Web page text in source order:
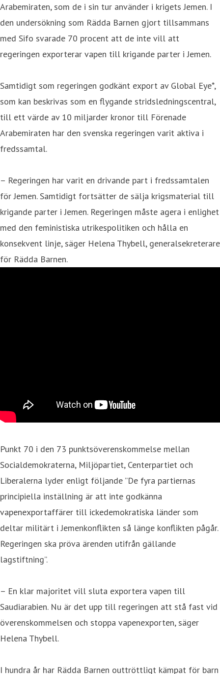
Arabemiraten, som de i sin tur använder i krigets Jemen. I
den undersökning som Rädda Barnen gjort tillsammans
med Sifo svarade 70 procent att de inte vill att
regeringen exporterar vapen till krigande parter i Jemen.
Samtidigt som regeringen godkänt export av Global Eye*,
som kan beskrivas som en flygande stridsledningscentral,
till ett värde av 10 miljarder kronor till Förenade
Arabemiraten har den svenska regeringen varit aktiva i
fredssamtal.
– Regeringen har varit en drivande part i fredssamtalen
för Jemen. Samtidigt fortsätter de sälja krigsmaterial till
krigande parter i Jemen. Regeringen måste agera i enlighet
med den feministiska utrikespolitiken och hålla en
konsekvent linje, säger Helena Thybell, generalsekreterare
för Rädda Barnen.
Punkt 70 i den 73 punktsöverenskommelse mellan
Socialdemokraterna, Miljöpartiet, Centerpartiet och
Liberalerna lyder enligt följande ”De fyra partiernas
principiella inställning är att inte godkänna
vapenexportaffärer till ickedemokratiska länder som
deltar militärt i Jemenkonflikten så länge konflikten pågår.
Regeringen ska pröva ärenden utifrån gällande
lagstiftning”.
– En klar majoritet vill sluta exportera vapen till
Saudiarabien. Nu är det upp till regeringen att stå fast vid
överenskommelsen och stoppa vapenexporten, säger
Helena Thybell.
I hundra år har Rädda Barnen outtröttligt kämpat för barn